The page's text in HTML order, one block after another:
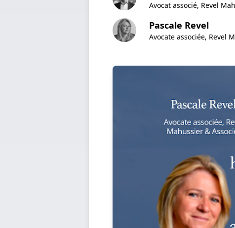
Avocat associé, Revel
Pascale Revel
Avocate associée, Revel